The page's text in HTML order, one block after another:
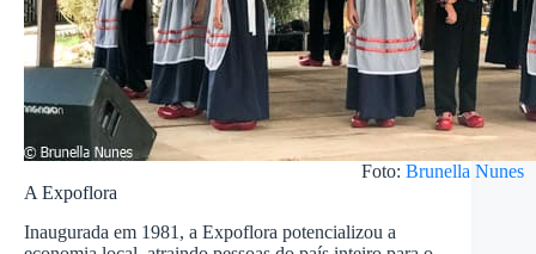
Foto: Brunella Nunes
A Expoflora
Inaugurada em 1981, a Expoflora potencializou a